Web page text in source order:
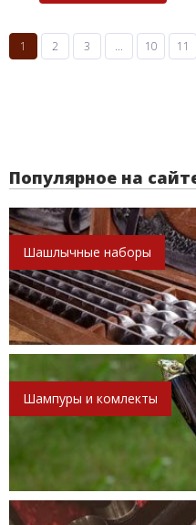
1 2 3 ... 10 11
Популярное на
Шашлычные наборы
Шампуры и комлекты